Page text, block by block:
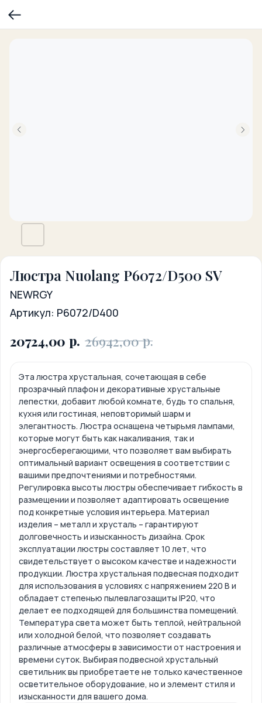
Люстра Nuolang P6072/D500 SV
NEWRGY
Артикул: P6072/D400
20724,00 р. 26942,00 р.
Эта люстра хрустальная, сочетающая в себе
прозрачный плафон и декоративные хрустальные
лепестки, добавит любой комнате, будь то спальня,
кухня или гостиная, неповторимый шарм и
элегантность. Люстра оснащена четырьмя лампами,
которые могут быть как накаливания, так и
энергосберегающими, что позволяет вам выбирать
оптимальный вариант освещения в соответствии с
вашими предпочтениями и потребностями.
Регулировка высоты люстры обеспечивает гибкость в
размещении и позволяет адаптировать освещение
под конкретные условия интерьера. Материал
изделия – металл и хрусталь – гарантируют
долговечность и изысканность дизайна. Срок
эксплуатации люстры составляет 10 лет, что
свидетельствует о высоком качестве и надежности
продукции. Люстра хрустальная подвесная подходит
для использования в условиях с напряжением 220 В и
обладает степенью пылевлагозащиты IP20, что
делает ее подходящей для большинства помещений.
Температура света может быть теплой, нейтральной
или холодной белой, что позволяет создавать
различные атмосферы в зависимости от настроения и
времени суток. Выбирая подвесной хрустальный
светильник вы приобретаете не только качественное
осветительное оборудование, но и элемент стиля и
изысканности для вашего дома.